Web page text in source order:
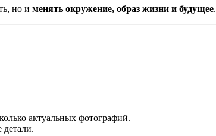
но и менять окружение, образ жизни и будущее.
актуальных фотографий.